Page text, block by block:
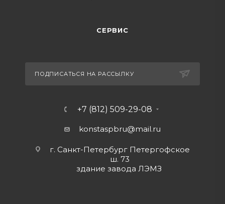
СЕРВИС
ПОДПИСАТЬСЯ НА РАССЫЛКУ
+7 (812) 509-29-08
konstaspbru@mail.ru
г. Санкт-Петербург Петергофское
ш. 73
здание завода ЛЭМЗ